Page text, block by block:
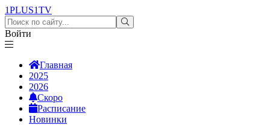
1PLUS1TV
Войти
Главная
2025
2026
Скоро
Расписание
Новинки